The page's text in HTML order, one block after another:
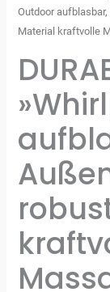
Outdoor
Material kraftvolle